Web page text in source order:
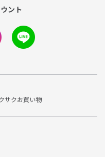
ント
サクお買い物